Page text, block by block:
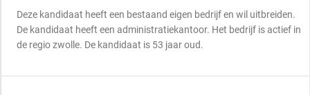
Deze kandidaat heeft een bestaand eigen bedrijf en wil uitbreiden.
De kandidaat heeft een administratiekantoor. Het bedrijf is actief in
de regio zwolle. De kandidaat is 53 jaar oud.